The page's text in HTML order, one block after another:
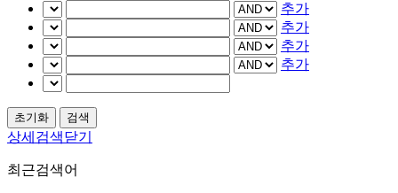
추가
추가
추가
추가
상세검색닫기
최근검색어